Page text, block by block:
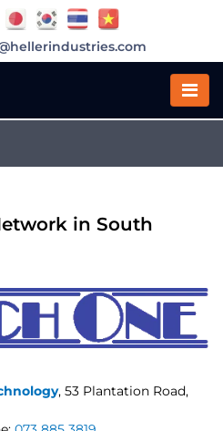
in South
, 53 Plantation Road,